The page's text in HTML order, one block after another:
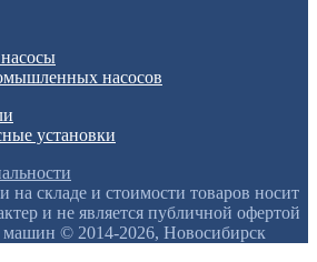
насосов
установки
складе и стоимости товаров носит
и не является публичной офертой
машин © 2014-2026, Новосибирск